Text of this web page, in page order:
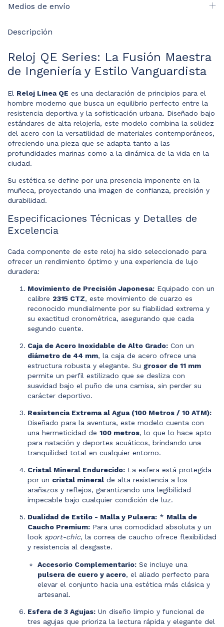
Medios de envío
Descripción
Reloj QE Series: La Fusión Maestra
de Ingeniería y Estilo Vanguardista
El Reloj Línea QE es una declaración de principios para el
hombre moderno que busca un equilibrio perfecto entre la
resistencia deportiva y la sofisticación urbana. Diseñado bajo
estándares de alta relojería, este modelo combina la solidez
del acero con la versatilidad de materiales contemporáneos,
ofreciendo una pieza que se adapta tanto a las
profundidades marinas como a la dinámica de la vida en la
ciudad.
Su estética se define por una presencia imponente en la
muñeca, proyectando una imagen de confianza, precisión y
durabilidad.
Especificaciones Técnicas y Detalles de
Excelencia
Cada componente de este reloj ha sido seleccionado para
ofrecer un rendimiento óptimo y una experiencia de lujo
duradera:
Movimiento de Precisión Japonesa: Equipado con un
calibre 2315 CTZ, este movimiento de cuarzo es
reconocido mundialmente por su fiabilidad extrema y
su exactitud cronométrica, asegurando que cada
segundo cuente.
Caja de Acero Inoxidable de Alto Grado: Con un
diámetro de 44 mm, la caja de acero ofrece una
estructura robusta y elegante. Su grosor de 11 mm
permite un perfil estilizado que se desliza con
suavidad bajo el puño de una camisa, sin perder su
carácter deportivo.
Resistencia Extrema al Agua (100 Metros / 10 ATM):
Diseñado para la aventura, este modelo cuenta con
una hermeticidad de 100 metros, lo que lo hace apto
para natación y deportes acuáticos, brindando una
tranquilidad total en cualquier entorno.
Cristal Mineral Endurecido: La esfera está protegida
por un cristal mineral de alta resistencia a los
arañazos y reflejos, garantizando una legibilidad
impecable bajo cualquier condición de luz.
Dualidad de Estilo - Malla y Pulsera: * Malla de
Caucho Premium: Para una comodidad absoluta y un
look sport-chic, la correa de caucho ofrece flexibilidad
y resistencia al desgaste.
Accesorio Complementario: Se incluye una
pulsera de cuero y acero, el aliado perfecto para
elevar el conjunto hacia una estética más clásica y
artesanal.
Esfera de 3 Agujas: Un diseño limpio y funcional de
tres agujas que prioriza la lectura rápida y elegante del